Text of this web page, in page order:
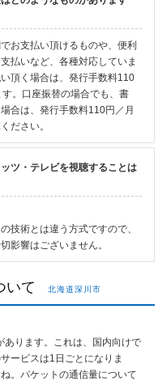
お支払い頂けるものや、便利
払いなど、各種対応していま
頂く場合は、発行手数料110
。口座振替の場合でも、書
合は、発行手数料110円／月
ださい。
ツ・テレビを視聴することは
技術とは違う方式ですので、
影響はございません。
いて 北海道深川市
あります。これは、国内向けで
ービスは1日ごとになりま
。パケットの通信量について